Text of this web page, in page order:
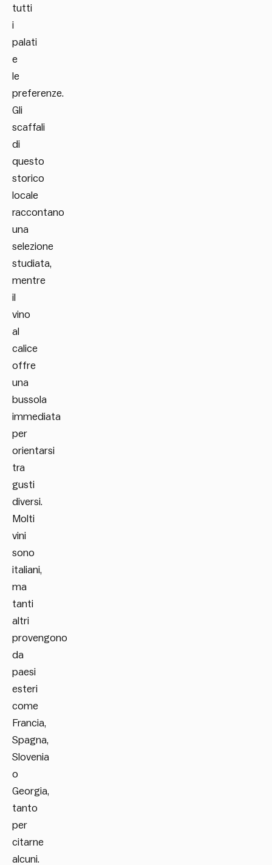
tutti
i
palati
e
le
preferenze.
Gli
scaffali
di
questo
storico
locale
raccontano
una
selezione
studiata,
mentre
il
vino
al
calice
offre
una
bussola
immediata
per
orientarsi
tra
gusti
diversi.
Molti
vini
sono
italiani,
ma
tanti
altri
provengono
da
paesi
esteri
come
Francia,
Spagna,
Slovenia
o
Georgia,
tanto
per
citarne
alcuni.